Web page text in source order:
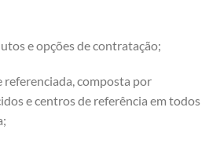
e opções de contratação;
referenciada, composta por
e centros de referência em todos